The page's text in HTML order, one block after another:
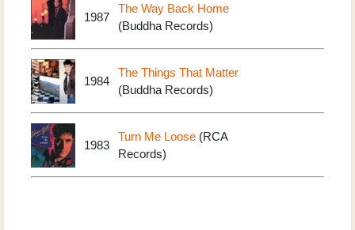
1987
The Way Back Home
(Buddha Records)
1984
The Things That Matter
(Buddha Records)
1983
Turn Me Loose (RCA
Records)